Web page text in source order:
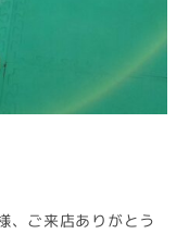
、ご来店ありがとう